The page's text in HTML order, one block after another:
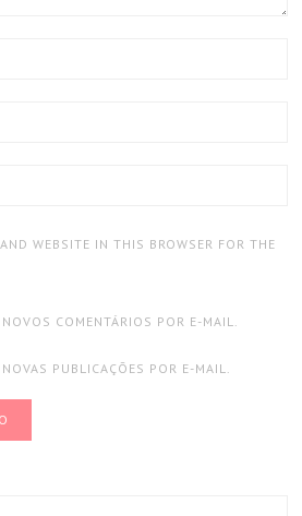
WEBSITE IN THIS BROWSER FOR THE
COMENTÁRIOS POR E-MAIL.
PUBLICAÇÕES POR E-MAIL.